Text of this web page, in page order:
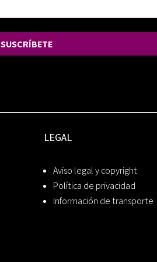
SUSCRÍBETE
LEGAL
Aviso legal y copyright
Política de privacidad
Información de transporte